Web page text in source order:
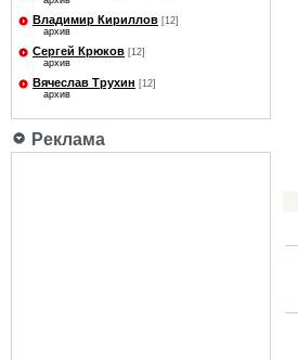
Владимир Кириллов [12]
архив
Сергей Крюков [12]
архив
Вячеслав Трухин [12]
архив
Реклама